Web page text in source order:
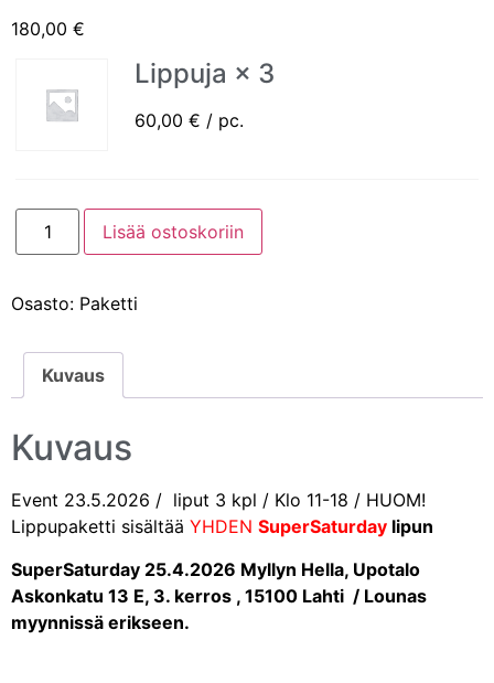
180,00 €
Lippuja × 3
60,00 € / pc.
Lisää ostoskoriin
Osasto: Paketti
Kuvaus
Kuvaus
Event 23.5.2026 / liput 3 kpl / Klo 11-18 / HUOM!
Lippupaketti sisältää YHDEN SuperSaturday lipun
SuperSaturday 25.4.2026 Myllyn Hella, Upotalo
Askonkatu 13 E, 3. kerros , 15100 Lahti / Lounas
myynnissä erikseen.